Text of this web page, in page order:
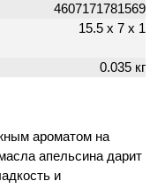
4607171781569
15.5 х 7 х 1
0.035 кг
ароматом на
апельсина дарит
и